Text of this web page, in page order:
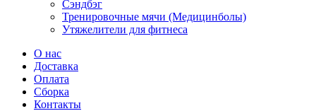
Сэндбэг
Тренировочные мячи (Медицинболы)
Утяжелители для фитнеса
О нас
Доставка
Оплата
Сборка
Контакты